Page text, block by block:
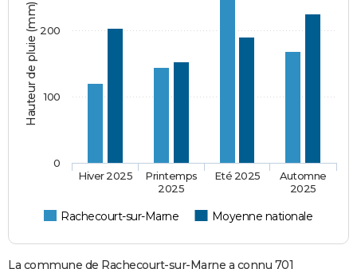
Hauteur de pluie (mm)
Rachecourt-sur-Marne Moyenne nationale
Hiver 2025
Printemps
2025
Eté 2025
Automne
2025
0
100
200
La commune de Rachecourt-sur-Marne a connu 701